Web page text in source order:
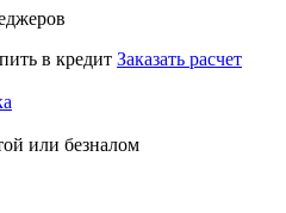
в кредит Заказать расчет
или безналом